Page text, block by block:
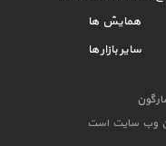
همایش ها
سایر بازار ها
وب سایت است